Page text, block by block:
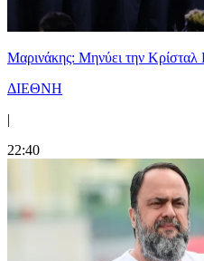
Μαρινάκης: Μηνύει την Κρίσταλ
ΔΙΕΘΝΗ
|
22:40